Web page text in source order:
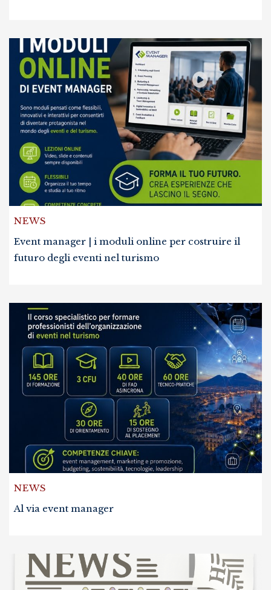
NEWS
Event manager | i moduli online per costruire il
futuro degli eventi nel turismo
NEWS
Al via event manager